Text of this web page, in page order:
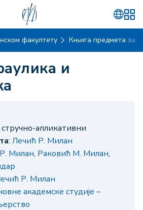
факултету Књига предмета за
стручно-апликативни
: Лечић Р. Милан
Милан, Раковић М. Милан,
Р. Милан
академске студије –